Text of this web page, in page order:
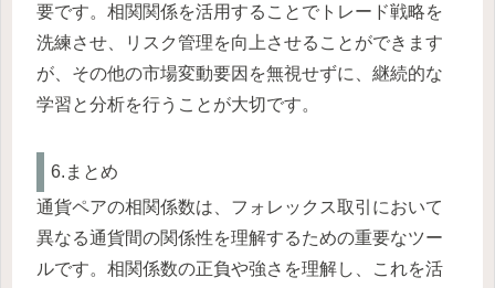
要です。相関関係を活用することでトレード戦略を
洗練させ、リスク管理を向上させることができます
が、その他の市場変動要因を無視せずに、継続的な
学習と分析を行うことが大切です。
6.まとめ
通貨ペアの相関係数は、フォレックス取引において
異なる通貨間の関係性を理解するための重要なツー
ルです。相関係数の正負や強さを理解し、これを活